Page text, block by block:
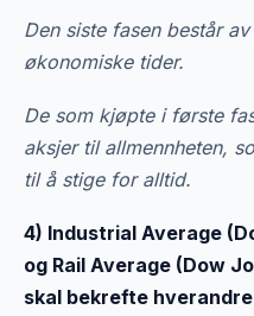
Den siste fasen består
økonomiske tider.
De som kjøpte i første
aksjer til allmennheten,
til å stige for alltid.
4) Industrial Average
og Rail Average (Dow
skal bekrefte